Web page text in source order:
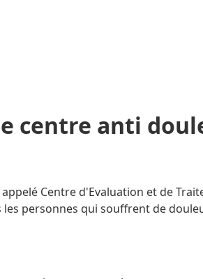
centre anti
appelé Centre d'Evaluation et de
personnes qui souffrent de